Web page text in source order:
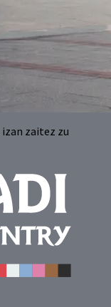
izan zaitez zu